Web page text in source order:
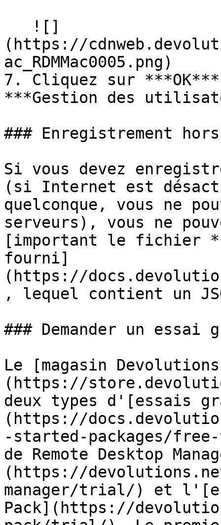
(https://
ac_RDMMac0005.png)
7. Cliquez sur
***Gestion des
### Enregistrement
Si vous devez
(si Internet est
quelconque, vous ne
serveurs), vous ne
[important le fichier
fourni]
(https://
, lequel contient un
### Demander un essai
Le [magasin
(https://
deux types d'[essais
(https://
-started-packages/
de Remote Desktop
(https://
manager/trial/) et
Pack](https://